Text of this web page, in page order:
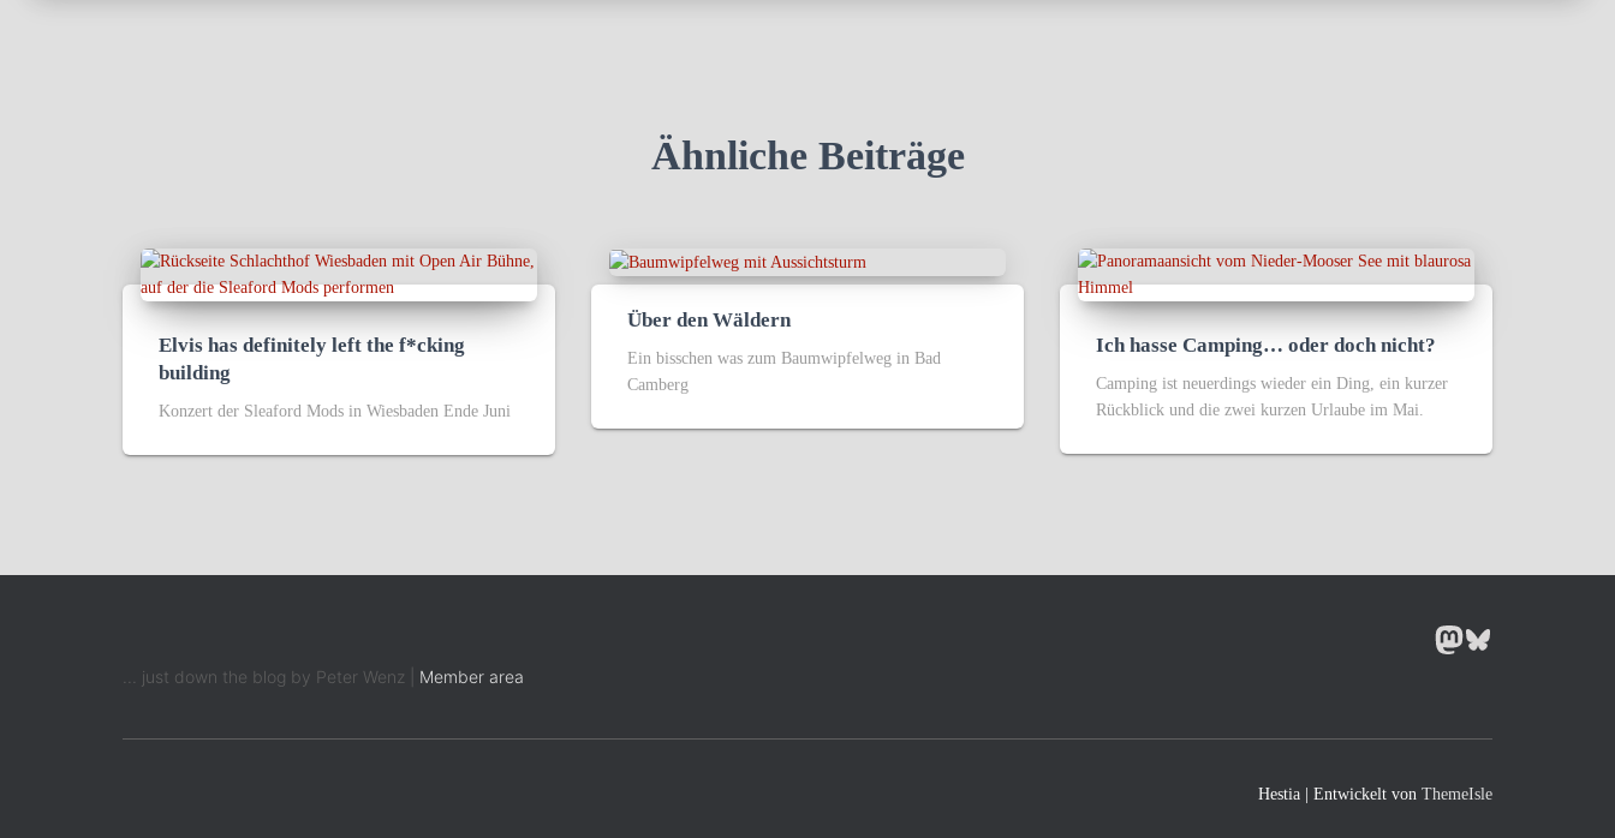
Ähnliche Beiträge
Elvis has definitely left the f*cking
building
Konzert der Sleaford Mods in Wiesbaden Ende Juni
Über den Wäldern
Ein bisschen was zum Baumwipfelweg in Bad
Camberg
Ich hasse Camping… oder doch nicht?
Camping ist neuerdings wieder ein Ding, ein kurzer
Rückblick und die zwei kurzen Urlaube im Mai.
... just down the blog by Peter Wenz | Member area
MASTODON
Hestia | Entwickelt von ThemeIsle